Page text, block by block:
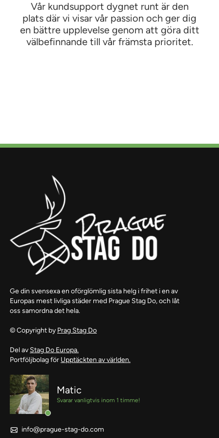
Vår kundsupport dygnet runt är den
plats där vi visar vår passion och ger dig
en bättre upplevelse genom att göra ditt
välbefinnande till vår främsta prioritet.
Ge din svensexa en oförglömlig sista helg i frihet i en av
Europas mest livliga städer med Prague Stag Do, och låt
oss samordna det hela.
© Copyright by Prag Stag Do
Del av Stag Do Europa.
Portföljbolag för Upptäckten av världen.
Matic
Svarar vanligtvis inom 1 timme!
info@prague-stag-do.com